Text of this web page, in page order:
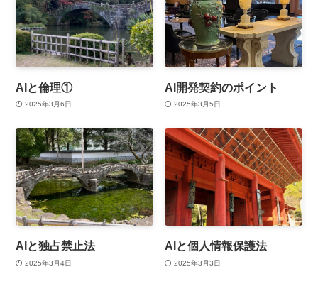
AIと倫理①
2025年3月6日
AI開発契約のポイント
2025年3月5日
AIと独占禁止法
2025年3月4日
AIと個人情報保護法
2025年3月3日